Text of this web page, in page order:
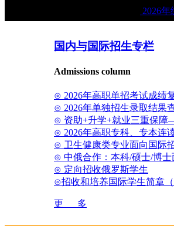
2026年
国内与国际招生专栏
Admissions column
⊙ 2026年高职单招考试成绩
⊙ 2026年单独招生录取结果
⊙ 资助+升学+就业三重保
⊙ 2026年高职专科、专本连
⊙ 卫生健康类专业面向国际
⊙ 中俄合作：本科/硕士/博士
⊙ 定向招收俄罗斯学生
⊙招收和培养国际学生简章（
更 多